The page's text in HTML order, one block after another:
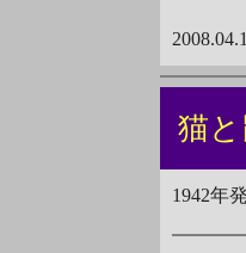
猫
1942年